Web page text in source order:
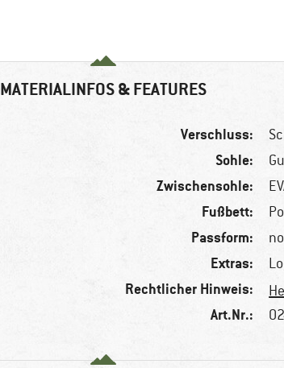
MATERIALINFOS & FEATURES
Verschluss:
Sohle:
Zwischensohle:
Fußbett:
Passform:
Extras:
Rechtlicher Hinweis:
Art.Nr.: